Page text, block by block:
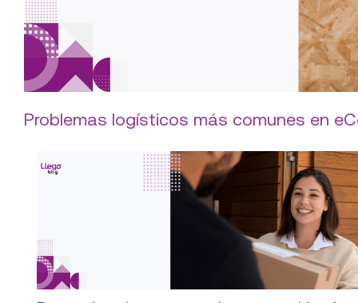
Problemas logísticos más comunes en